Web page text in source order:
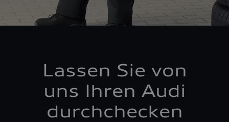
Lassen Sie von
uns Ihren Audi
durchchecken